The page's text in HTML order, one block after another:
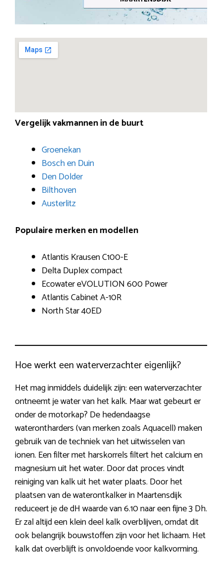
Vergelijk vakmannen in de buurt
Groenekan
Bosch en Duin
Den Dolder
Bilthoven
Austerlitz
Populaire merken en modellen
Atlantis Krausen C100-E
Delta Duplex compact
Ecowater eVOLUTION 600 Power
Atlantis Cabinet A-10R
North Star 40ED
Hoe werkt een waterverzachter eigenlijk?
Het mag inmiddels duidelijk zijn: een waterverzachter
ontneemt je water van het kalk. Maar wat gebeurt er
onder de motorkap? De hedendaagse
waterontharders (van merken zoals Aquacell) maken
gebruik van de techniek van het uitwisselen van
ionen. Een filter met harskorrels filtert het calcium en
magnesium uit het water. Door dat proces vindt
reiniging van kalk uit het water plaats. Door het
plaatsen van de waterontkalker in Maartensdijk
reduceert je de dH waarde van 6.10 naar een fijne 3 Dh.
Er zal altijd een klein deel kalk overblijven, omdat dit
ook belangrijk bouwstoffen zijn voor het lichaam. Het
kalk dat overblijft is onvoldoende voor kalkvorming.